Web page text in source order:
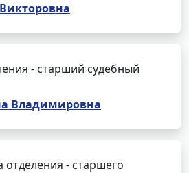
- старший судебный
Владимировна
- старшего